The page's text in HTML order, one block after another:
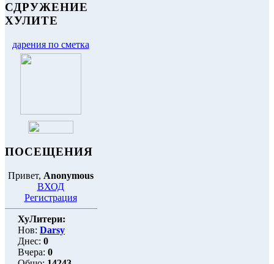
СДРУЖЕНИЕ
ХУЛИТЕ
дарения по сметка
ПОСЕЩЕНИЯ
Привет, Anonymous
ВХОД
Регистрация
ХуЛитери:
Нов: Darsy
Днес: 0
Вчера: 0